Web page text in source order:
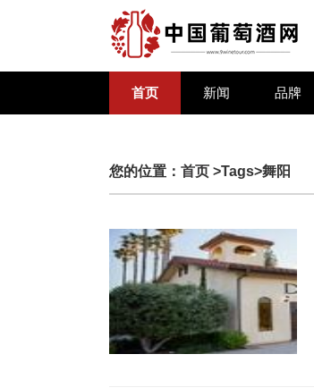
首页 新闻 品牌
您的位置： 首页 >Tags>舞阳